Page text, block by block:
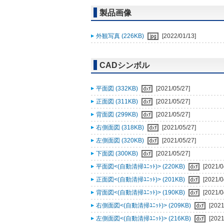
製品画像
外観写真 (226KB) [2022/01/13]
CADシンボル
平面図 (332KB)
[2021/05/27]
正面図 (311KB)
[2021/05/27]
背面図 (299KB)
[2021/05/27]
右側面図 (318KB)
[2021/05/27]
左側面図 (320KB)
[2021/05/27]
下面図 (300KB)
[2021/05/27]
平面図<(自動清掃ﾕﾆｯﾄ)> (220KB)
[2021/
正面図<(自動清掃ﾕﾆｯﾄ)> (201KB)
[2021/
背面図<(自動清掃ﾕﾆｯﾄ)> (190KB)
[2021/
右側面図<(自動清掃ﾕﾆｯﾄ)> (209KB)
左側面図<(自動清掃ﾕﾆｯﾄ)> (216KB)